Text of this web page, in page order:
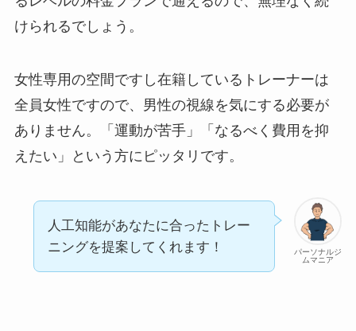
けられるでしょう。
女性専用の空間ですし在籍しているトレーナーは
全員女性ですので、男性の視線を気にする必要が
ありません。「運動が苦手」「なるべく費用を抑
えたい」という方にピッタリです。
パーソナルジ
ムマニア
人工知能があなたに合ったトレー
ニングを提案してくれます！